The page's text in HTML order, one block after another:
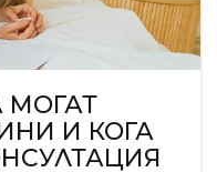
МОГАТ
И КОГА